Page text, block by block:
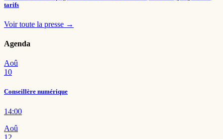
tarifs
Voir toute la presse →
Agenda
Aoû
10
Conseillère numérique
14:00
Aoû
12